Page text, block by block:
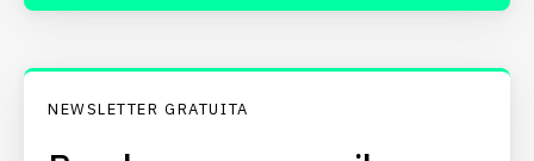
NEWSLETTER GRATUITA